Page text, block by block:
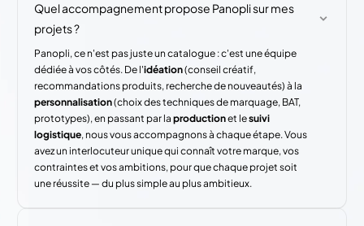
Quel accompagnement propose Panopli sur mes
projets ?
Panopli, ce n'est pas juste un catalogue : c'est une équipe
dédiée à vos côtés. De l'idéation(conseil créatif,
recommandations produits, recherche de nouveautés) à la
personnalisation(choix des techniques de marquage, BAT,
prototypes), en passant par laproductionet lesuivi
logistique, nous vous accompagnons à chaque étape. Vous
avez un interlocuteur unique qui connaît votre marque, vos
contraintes et vos ambitions, pour que chaque projet soit
une réussite — du plus simple au plus ambitieux.